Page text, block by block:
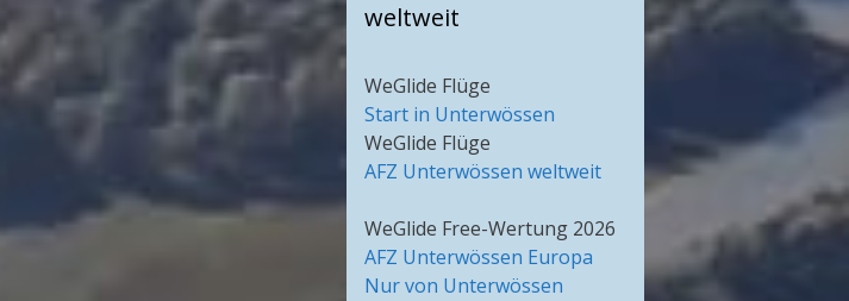
weltweit
WeGlide Flüge
Start in Unterwössen
WeGlide Flüge
AFZ Unterwössen weltweit
WeGlide Free-Wertung 2026
AFZ Unterwössen Europa
Nur von Unterwössen